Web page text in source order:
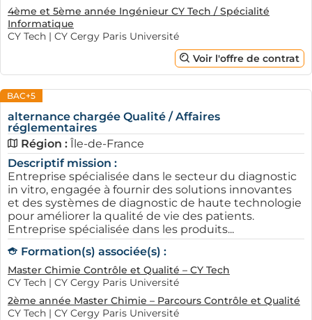
4ème et 5ème année Ingénieur CY Tech / Spécialité
Informatique
CY Tech | CY Cergy Paris Université
Voir l'offre de contrat
BAC+5
alternance chargée Qualité / Affaires
réglementaires
Région : Île-de-France
Descriptif mission :
Entreprise spécialisée dans le secteur du diagnostic
in vitro, engagée à fournir des solutions innovantes
et des systèmes de diagnostic de haute technologie
pour améliorer la qualité de vie des patients.
Entreprise spécialisée dans les produits...
Formation(s) associée(s) :
Master Chimie Contrôle et Qualité – CY Tech
CY Tech | CY Cergy Paris Université
2ème année Master Chimie – Parcours Contrôle et Qualité
CY Tech | CY Cergy Paris Université